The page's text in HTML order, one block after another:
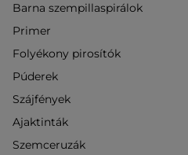
Barna szempillaspirálok
Primer
Folyékony pirosítók
Púderek
Szájfények
Ajaktinták
Szemceruzák